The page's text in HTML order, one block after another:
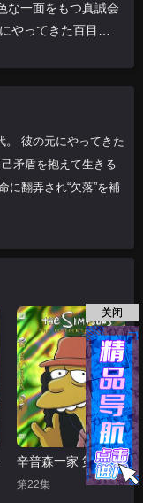
な一面をもつ真誠会
やってきた百目
。 彼の元にやってきた
矛盾を抱えて生きる
に翻弄され“欠落”を補
辛普森一家 第十五季
第22集
关闭